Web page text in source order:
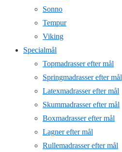
Sonno
Tempur
Viking
Specialmål
Topmadrasser efter mål
Springmadrasser efter mål
Latexmadrasser efter mål
Skummadrasser efter mål
Boxmadrasser efter mål
Lagner efter mål
Rullemadrasser efter mål